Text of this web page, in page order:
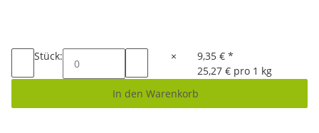
Stück: × 9,35 €*
25,27 € pro 1 kg
In den Warenkorb